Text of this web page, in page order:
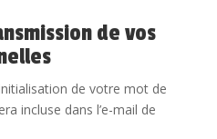
de vos
de votre mot de
incluse dans l’e-mail de